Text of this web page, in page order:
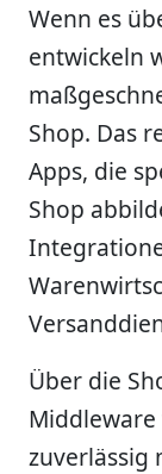
Wenn es
entwickeln
Shop. Das
Apps, die
Shop
Über die
zuverlässig